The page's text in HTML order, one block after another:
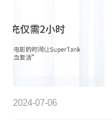
2024-07-06